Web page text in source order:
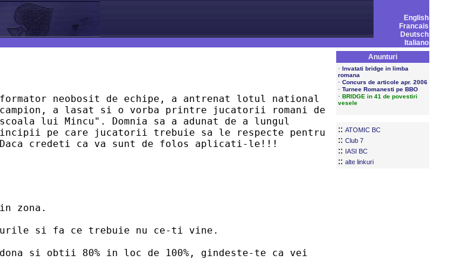
English
Francais
Deutsch
Italiano
neobosit de echipe, a antrenat lotul national
a lasat si o vorba printre jucatorii romani de
lui Mincu". Domnia sa a adunat de a lungul
pe care jucatorii trebuie sa le respecte pentru
credeti ca va sunt de folos aplicati-le!!!
zona.
si fa ce trebuie nu ce-ti vine.
si obtii 80% in loc de 100%, gindeste-te ca vei
Anunturi
· Invatati bridge in limba
romana
· Concurs de articole apr. 2006
· Turnee Romanesti pe BBO
· BRIDGE in 41 de povestiri
vesele
:: ATOMIC BC
:: Club 7
:: IASI BC
:: alte linkuri